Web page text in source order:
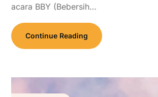
acara BBY (Bebersih…
Continue Reading